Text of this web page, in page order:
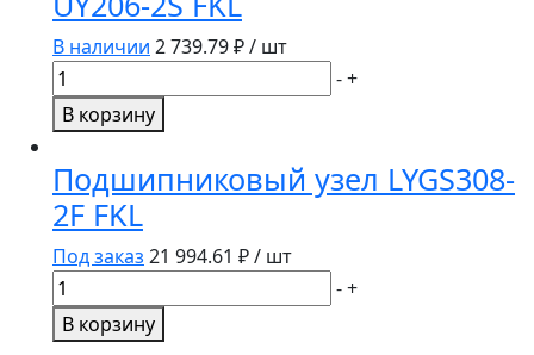
FKL
В наличии 2 739.79₽ / шт
Количество
товара
Подшипник
самоустанавливающийся
UY206-
2S
FKL
-+
В корзину
Подшипниковый узел LYGS308-
2F FKL
Под заказ 21 994.61 ₽ / шт
Количество
товара
Подшипниковый
-+
В корзину